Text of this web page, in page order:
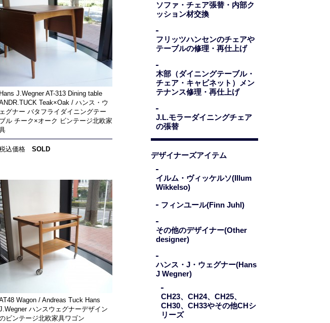
Hans J.Wegner AT-313 Dining table
Teak×Oak / ハンス・ウ
ェグナー バタフライダイニングテー
ブル チーク×オーク ビンテージ北欧家
込価格 SOLD
Wagon / Andreas Tuck Hans
ハンスウェグナーデザイン
ビンテージ北欧家具ワゴン
ソファ・チェア張替・内部ク
ッション材交換
フリッツハンセンのチェアや
テーブルの修理・再仕上げ
木部（ダイニングテーブル・
チェア・キャビネット）メン
テナンス修理・再仕上げ
J.L.モラーダイニングチェア
の張替
デザイナーズアイテム
イルム・ヴィッケルソ(Illum
Wikkelso)
フィンユール(Finn Juhl)
その他のデザイナー(Other
designer)
ハンス・J・ウェグナー(Hans
J Wegner)
CH23、CH24、CH25、
CH30、CH33やその他CHシ
リーズ